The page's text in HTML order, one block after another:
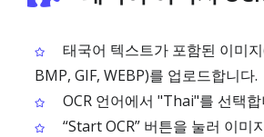
태국어 텍스트가 포함된 이미지
BMP, GIF, WEBP)를 업로드합니다.
OCR 언어에서 "Thai"를 선택합
“Start OCR” 버튼을 눌러 이미